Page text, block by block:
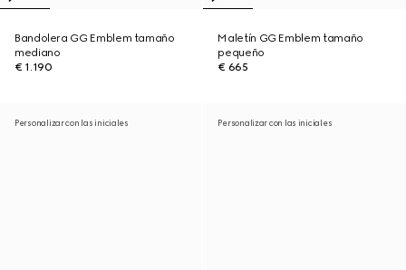
Bandolera GG Emblem tamaño
mediano
€ 1.190
Maletín GG Emblem tamaño
pequeño
€ 665
Personalizar con las iniciales Personalizar con las iniciales